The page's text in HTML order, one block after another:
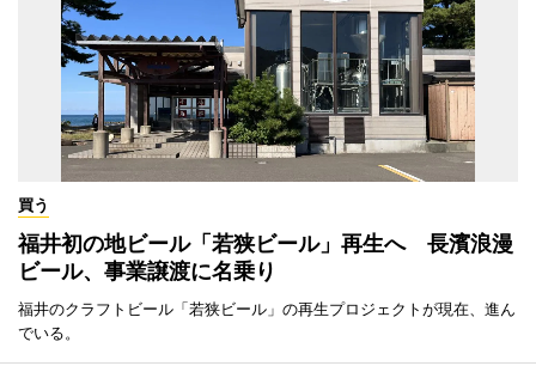
買う
福井初の地ビール「若狭ビール」再生へ 長濱浪漫
ビール、事業譲渡に名乗り
福井のクラフトビール「若狭ビール」の再生プロジェクトが現在、進ん
でいる。